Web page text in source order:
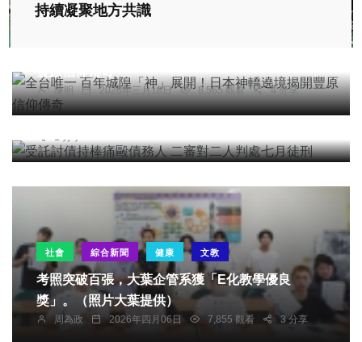
持續凝聚地方共識
陳明 2026年三月18日 8,565 觀看 4 分享
社會
受託討債持棒痛毆債務人 二審對二人判處七月徒刑
1 分享
社會 綜合新聞 健康 文教
考照突破百張，大葉企管系獲「E化教學優良
獎」。（照片大葉提供）
周為政 2026年四月06日 7,855 觀看 3 分享